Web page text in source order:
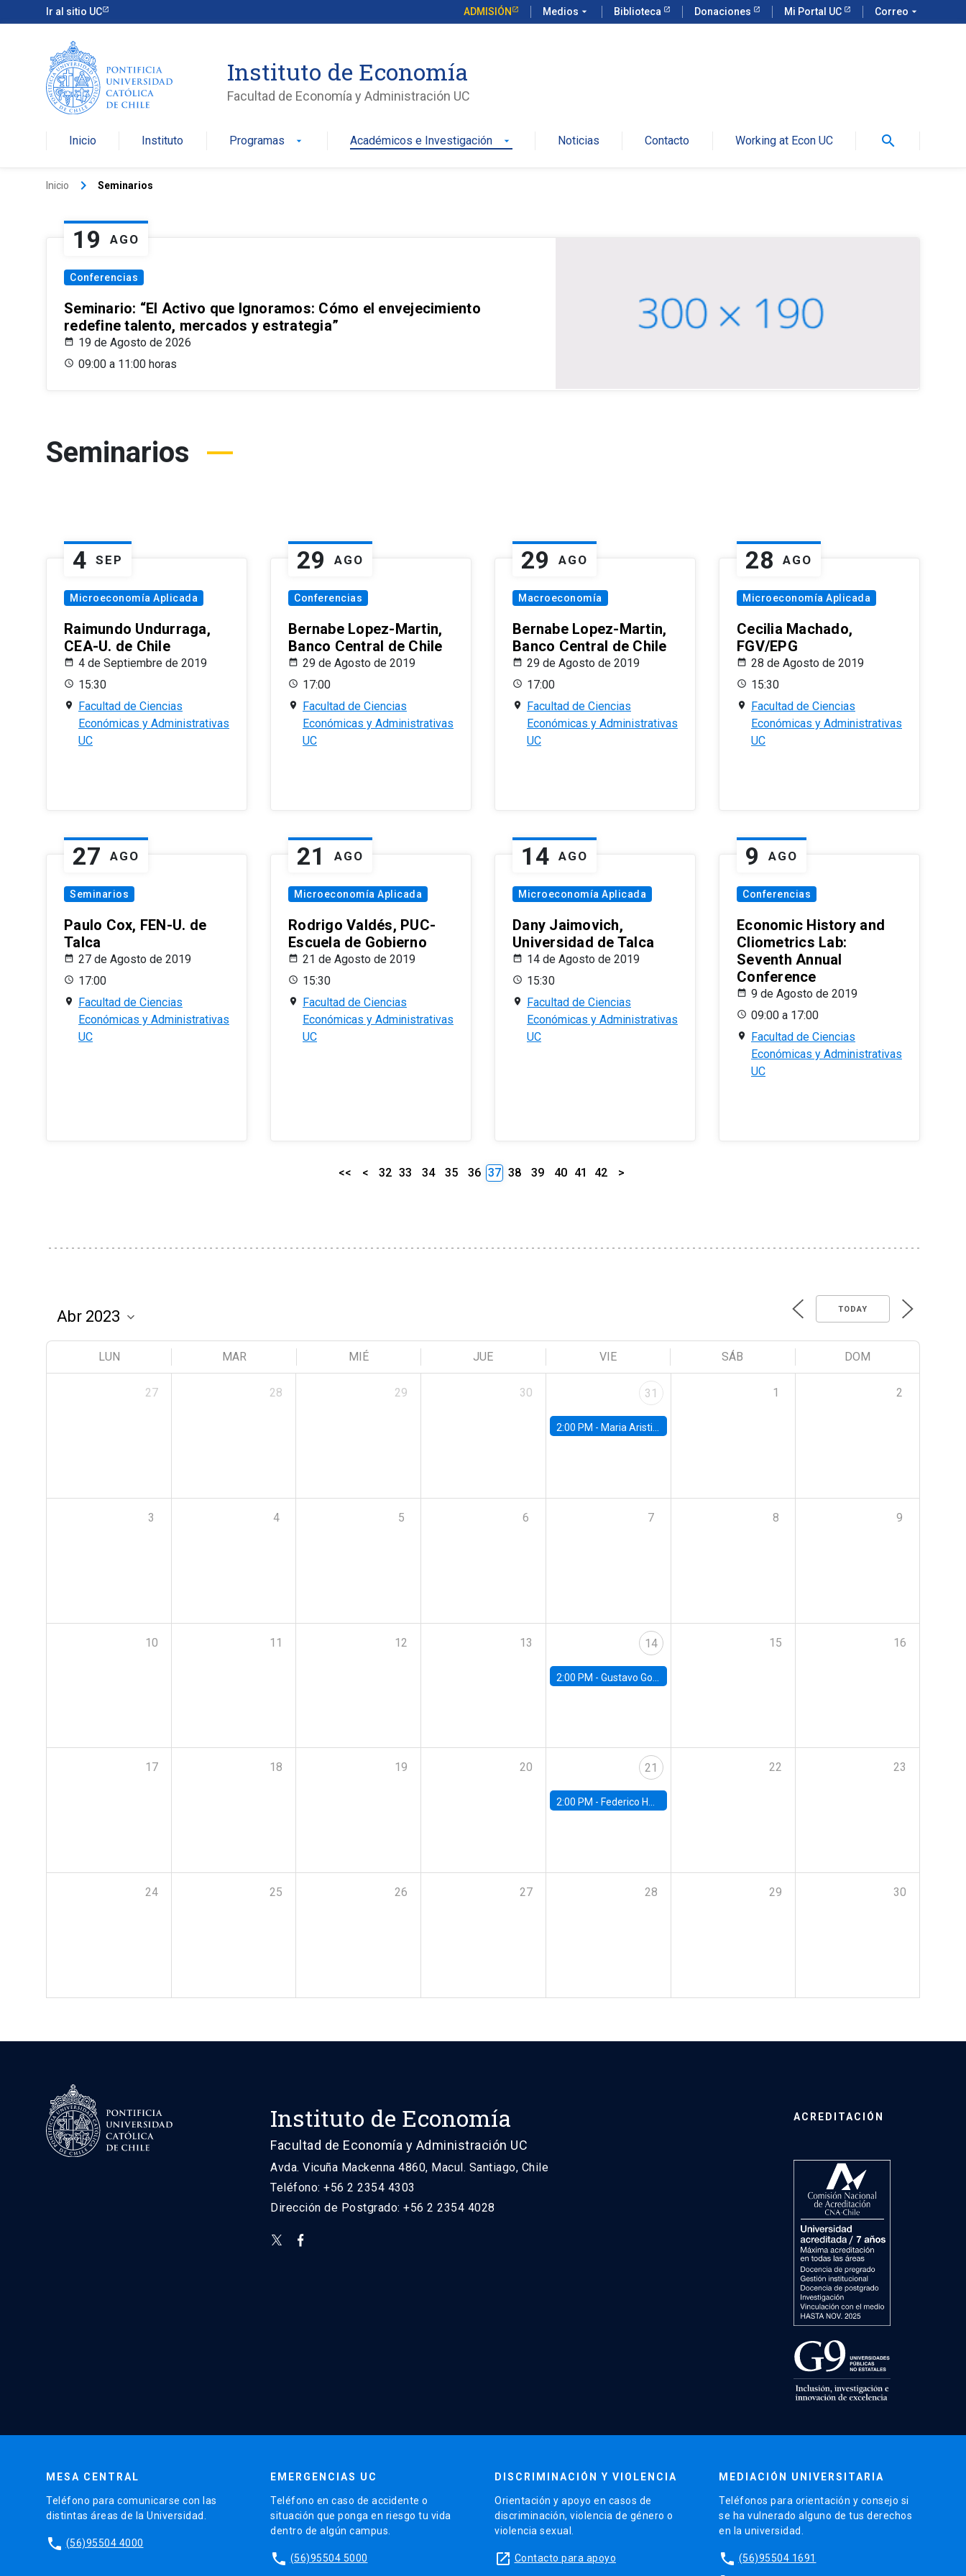
Ir al sitio UC ADMISIÓN Medios arrow_drop_down Biblioteca Donaciones Mi Portal UC Correo arrow_drop_down
Instituto de Economía
Facultad de Economía y Administración UC
Inicio Instituto Programas arrow_drop_down Académicos e Investigación arrow_drop_down Noticias Contacto Working at Econ UC search
Inicio keyboard_arrow_right Seminarios
19 AGO
Conferencias
Seminario: “El Activo que Ignoramos: Cómo el envejecimiento
redefine talento, mercados y estrategia”
19 de Agosto de 2026
09:00 a 11:00 horas
Seminarios
4 SEP
Microeconomía Aplicada
Raimundo Undurraga,
CEA-U. de Chile
4 de Septiembre de 2019
15:30
Facultad de Ciencias
Económicas y Administrativas
UC
29 AGO
Conferencias
Bernabe Lopez-Martin,
Banco Central de Chile
29 de Agosto de 2019
17:00
Facultad de Ciencias
Económicas y Administrativas
UC
29 AGO
Macroeconomía
Bernabe Lopez-Martin,
Banco Central de Chile
29 de Agosto de 2019
17:00
Facultad de Ciencias
Económicas y Administrativas
UC
28 AGO
Microeconomía Aplicada
Cecilia Machado,
FGV/EPG
28 de Agosto de 2019
15:30
Facultad de Ciencias
Económicas y Administrativas
UC
27 AGO
Seminarios
Paulo Cox, FEN-U. de
Talca
27 de Agosto de 2019
17:00
Facultad de Ciencias
Económicas y Administrativas
UC
21 AGO
Microeconomía Aplicada
Rodrigo Valdés, PUC-
Escuela de Gobierno
21 de Agosto de 2019
15:30
Facultad de Ciencias
Económicas y Administrativas
UC
14 AGO
Microeconomía Aplicada
Dany Jaimovich,
Universidad de Talca
14 de Agosto de 2019
15:30
Facultad de Ciencias
Económicas y Administrativas
UC
9 AGO
Conferencias
Economic History and
Cliometrics Lab:
Seventh Annual
Conference
9 de Agosto de 2019
09:00 a 17:00
Facultad de Ciencias
Económicas y Administrativas
UC
<< < 32 33 34 35 36 37 38 39 40 41 42 >
TODAY
LUN MAR MIÉ JUE VIE SÁB DOM
27 28 29 30 31
2:00 PM - Maria Aristizabal-Ramirez, FED Board
1 2
3 4 5 6 7 8 9
10 11 12 13 14
2:00 PM - Gustavo González - Banco Central de Chile
15 16
17 18 19 20 21
2:00 PM - Federico Huneeus - Banco Central de Chile
22 23
24 25 26 27 28 29 30
Instituto de Economía
Facultad de Economía y Administración UC
Avda. Vicuña Mackenna 4860, Macul. Santiago, Chile
Teléfono: +56 2 2354 4303
Dirección de Postgrado: +56 2 2354 4028
ACREDITACIÓN
MESA CENTRAL
Teléfono para comunicarse con las
distintas áreas de la Universidad.
phone (56)95504 4000
EMERGENCIAS UC
Teléfono en caso de accidente o
situación que ponga en riesgo tu vida
dentro de algún campus.
phone (56)95504 5000
DISCRIMINACIÓN Y VIOLENCIA
Orientación y apoyo en casos de
discriminación, violencia de género o
violencia sexual.
launch Contacto para apoyo
MEDIACIÓN UNIVERSITARIA
Teléfonos para orientación y consejo si
se ha vulnerado alguno de tus derechos
en la universidad.
phone (56)95504 1691